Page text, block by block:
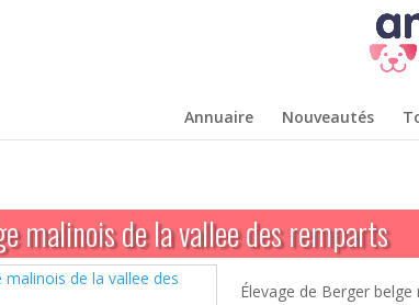
Annuaire Nouveautés
malinois de la vallee des remparts
Élevage de Berger